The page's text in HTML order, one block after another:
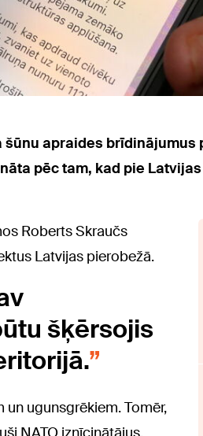
apraides
pēc tam, kad pie
Roberts Skraučs
Latvijas pierobežā.
šķērsojis
ugunsgrēkiem. Tomēr,